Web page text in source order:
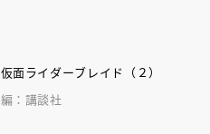
仮面ライダーブレイド（２）
編：講談社